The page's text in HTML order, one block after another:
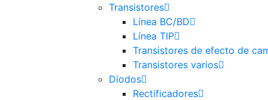
Transistores
Línea BC/BD
Línea TIP
Transistores de efecto de
Transistores varios
Diodos
Rectificadores